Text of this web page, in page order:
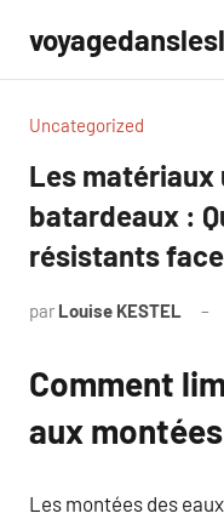
contenu
Uncategorized
Les matériaux
batardeaux :
résistants face
par Louise KESTEL
Comment
aux montées
Les montées des